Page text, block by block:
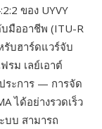
ของ UYVY
บมืออาชีพ (ITU-R
รับฮาร์ดแวร์จับ
รม เลย์เอาต์
ระการ — การจัด
ได้อย่างรวดเร็ว
บบ สามารถ